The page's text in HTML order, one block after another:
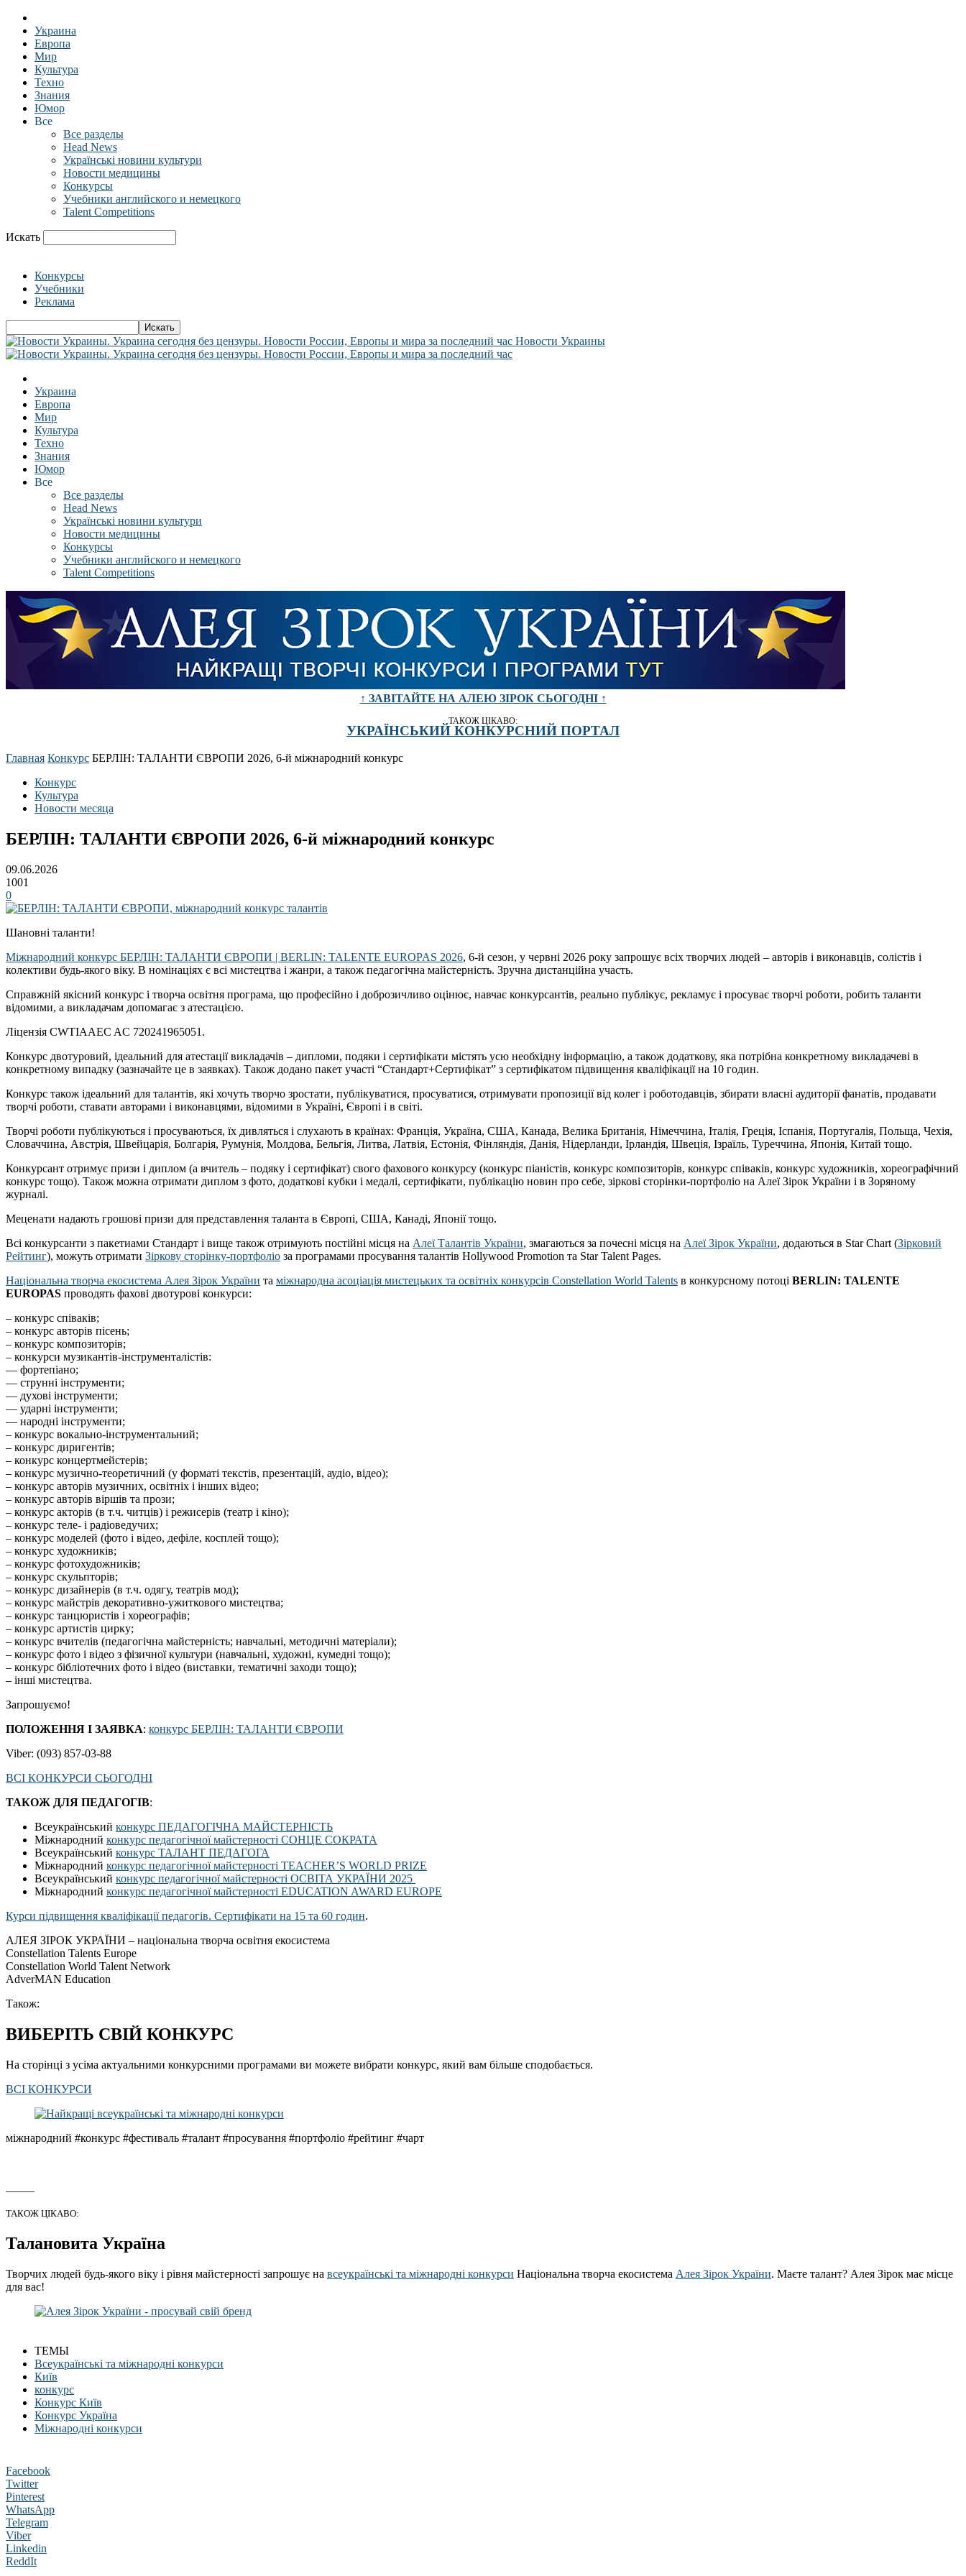
Украина
Европа
Мир
Культура
Техно
Знания
Юмор
Все
Все разделы
Head News
Українські новини культури
Новости медицины
Конкурсы
Учебники английского и немецкого
Talent Competitions
Искать
Конкурсы
Учебники
Реклама
Новости Украины
Украина
Европа
Мир
Культура
Техно
Знания
Юмор
Все
Все разделы
Head News
Українські новини культури
Новости медицины
Конкурсы
Учебники английского и немецкого
Talent Competitions
↑ ЗАВІТАЙТЕ НА АЛЕЮ ЗІРОК СЬОГОДНІ ↑
ТАКОЖ ЦІКАВО:
УКРАЇНСЬКИЙ КОНКУРСНИЙ ПОРТАЛ
Главная Конкурс БЕРЛІН: ТАЛАНТИ ЄВРОПИ 2026, 6-й міжнародний конкурс
Конкурс
Культура
Новости месяца
БЕРЛІН: ТАЛАНТИ ЄВРОПИ 2026, 6-й міжнародний конкурс
09.06.2026
1001
0
Шановні таланти!
Міжнародний конкурс БЕРЛІН: ТАЛАНТИ ЄВРОПИ | BERLIN: TALENTE EUROPAS 2026, 6-й сезон, у червні 2026 року запрошує всіх творчих людей – авторів і виконавців, солістів і
колективи будь-якого віку. В номінаціях є всі мистецтва і жанри, а також педагогічна майстерність. Зручна дистанційна участь.
Справжній якісний конкурс і творча освітня програма, що професійно і доброзичливо оцінює, навчає конкурсантів, реально публікує, рекламує і просуває творчі роботи, робить таланти
відомими, а викладачам допомагає з атестацією.
Ліцензія CWTIAAEC AC 720241965051.
Конкурс двотуровий, ідеальний для атестації викладачів – дипломи, подяки і сертифікати містять усю необхідну інформацію, а також додаткову, яка потрібна конкретному викладачеві в
конкретному випадку (зазначайте це в заявках). Також додано пакет участі “Стандарт+Сертифікат” з сертифікатом підвищення кваліфікації на 10 годин.
Конкурс також ідеальний для талантів, які хочуть творчо зростати, публікуватися, просуватися, отримувати пропозиції від колег і роботодавців, збирати власні аудиторії фанатів, продавати
творчі роботи, ставати авторами і виконавцями, відомими в Україні, Європі і в світі.
Творчі роботи публікуються і просуваються, їх дивляться і слухають в країнах: Франція, Україна, США, Канада, Велика Британія, Німеччина, Італія, Греція, Іспанія, Португалія, Польща, Чехія,
Словаччина, Австрія, Швейцарія, Болгарія, Румунія, Молдова, Бельгія, Литва, Латвія, Естонія, Фінляндія, Данія, Нідерланди, Ірландія, Швеція, Ізраїль, Туреччина, Японія, Китай тощо.
Конкурсант отримує призи і диплом (а вчитель – подяку і сертифікат) свого фахового конкурсу (конкурс піаністів, конкурс композиторів, конкурс співаків, конкурс художників, хореографічний
конкурс тощо). Також можна отримати диплом з фото, додаткові кубки і медалі, сертифікати, публікацію новин про себе, зіркові сторінки-портфоліо на Алеї Зірок України і в Зоряному
журналі.
Меценати надають грошові призи для представлення таланта в Європі, США, Канаді, Японії тощо.
Всі конкурсанти з пакетиами Стандарт і вище також отримують постійні місця на Алеї Талантів України, змагаються за почесні місця на Алеї Зірок України, додаються в Star Chart (Зірковий
Рейтинг), можуть отримати Зіркову сторінку-портфоліо за програмами просування талантів Hollywood Promotion та Star Talent Pages.
Національна творча екосистема Алея Зірок України та міжнародна асоціація мистецьких та освітніх конкурсів Constellation World Talents в конкурсному потоці BERLIN: TALENTE
EUROPAS проводять фахові двотурові конкурси:
– конкурс співаків;
– конкурс авторів пісень;
– конкурс композиторів;
– конкурси музикантів-інструменталістів:
–– фортепіано;
–– струнні інструменти;
–– духові інструменти;
–– ударні інструменти;
–– народні інструменти;
– конкурс вокально-інструментальний;
– конкурс диригентів;
– конкурс концертмейстерів;
– конкурс музично-теоретичний (у форматі текстів, презентацій, аудіо, відео);
– конкурс авторів музичних, освітніх і інших відео;
– конкурс авторів віршів та прози;
– конкурс акторів (в т.ч. читців) і режисерів (театр і кіно);
– конкурс теле- і радіоведучих;
– конкурс моделей (фото і відео, дефіле, косплей тощо);
– конкурс художників;
– конкурс фотохудожників;
– конкурс скульпторів;
– конкурс дизайнерів (в т.ч. одягу, театрів мод);
– конкурс майстрів декоративно-ужиткового мистецтва;
– конкурс танцюристів і хореографів;
– конкурс артистів цирку;
– конкурс вчителів (педагогічна майстерність; навчальні, методичні матеріали);
– конкурс фото і відео з фізичної культури (навчальні, художні, кумедні тощо);
– конкурс бібліотечних фото і відео (виставки, тематичні заходи тощо);
– інші мистецтва.
Запрошуємо!
ПОЛОЖЕННЯ І ЗАЯВКА: конкурс БЕРЛІН: ТАЛАНТИ ЄВРОПИ
Viber: (093) 857-03-88
ВСІ КОНКУРСИ СЬОГОДНІ
ТАКОЖ ДЛЯ ПЕДАГОГІВ:
Всеукраїнський конкурс ПЕДАГОГІЧНА МАЙСТЕРНІСТЬ
Міжнародний конкурс педагогічної майстерності СОНЦЕ СОКРАТА
Всеукраїнський конкурс ТАЛАНТ ПЕДАГОГА
Міжнародний конкурс педагогічної майстерності TEACHER’S WORLD PRIZE
Всеукраїнський конкурс педагогічної майстерності ОСВІТА УКРАЇНИ 2025
Міжнародний конкурс педагогічної майстерності EDUCATION AWARD EUROPE
Курси підвищення кваліфікації педагогів. Сертифікати на 15 та 60 годин.
АЛЕЯ ЗІРОК УКРАЇНИ – національна творча освітня екосистема
Constellation Talents Europe
Constellation World Talent Network
AdverMAN Education
Також:
ВИБЕРІТЬ СВІЙ КОНКУРС
На сторінці з усіма актуальними конкурсними програмами ви можете вибрати конкурс, який вам більше сподобається.
ВСІ КОНКУРСИ
міжнародний #конкурс #фестиваль #талант #просування #портфоліо #рейтинг #чарт
ТАКОЖ ЦІКАВО:
Талановита Україна
Творчих людей будь-якого віку і рівня майстерності запрошує на всеукраїнські та міжнародні конкурси Національна творча екосистема Алея Зірок України. Маєте талант? Алея Зірок має місце
для вас!
ТЕМЫ
Всеукраїнські та міжнародні конкурси
Київ
конкурс
Конкурс Київ
Конкурс Україна
Міжнародні конкурси
Facebook
Twitter
Pinterest
WhatsApp
Telegram
Viber
Linkedin
ReddIt